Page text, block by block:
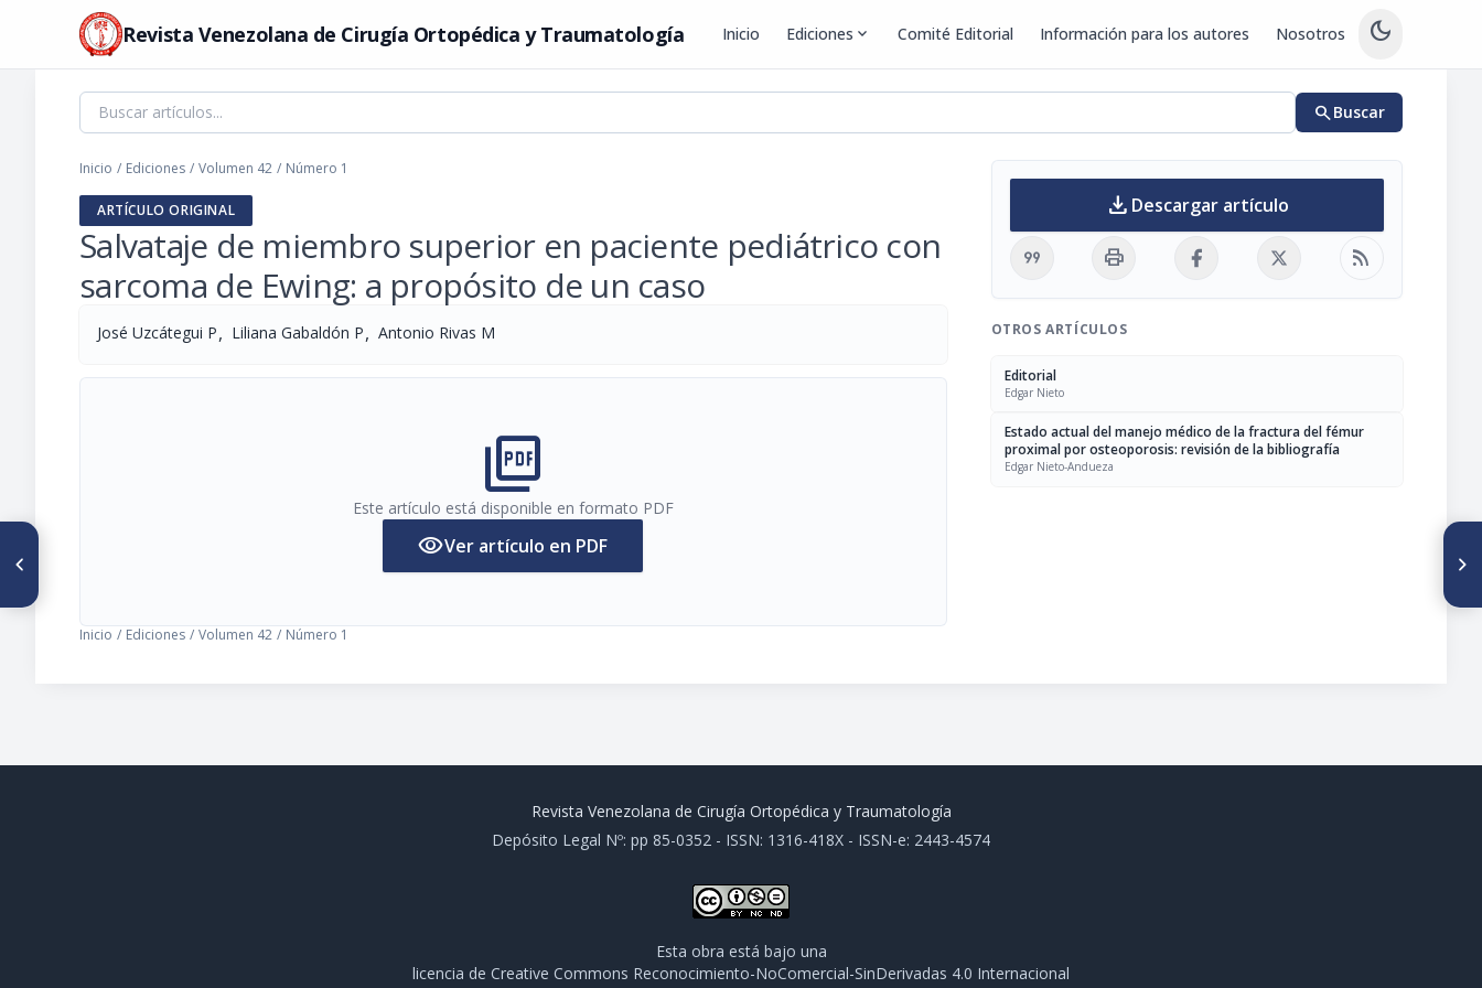
Revista Venezolana de Cirugía Ortopédica y Traumatología Inicio Ediciones expand_more Comité Editorial Información para los autores Nosotros dark_mode
searchBuscar
Inicio / Ediciones / Volumen 42 / Número 1
ARTÍCULO ORIGINAL
Salvataje de miembro superior en paciente pediátrico con
sarcoma de Ewing: a propósito de un caso
José Uzcátegui P, Liliana Gabaldón P, Antonio Rivas M
picture_as_pdf
Este artículo está disponible en formato PDF
visibilityVer artículo en PDF
Inicio / Ediciones / Volumen 42 / Número 1
download Descargar artículo
format_quote print rss_feed
OTROS ARTÍCULOS
Editorial
Edgar Nieto
Estado actual del manejo médico de la fractura del fémur
proximal por osteoporosis: revisión de la bibliografía
Edgar Nieto-Andueza
Revista Venezolana de Cirugía Ortopédica y Traumatología
Depósito Legal Nº: pp 85-0352 - ISSN: 1316-418X - ISSN-e: 2443-4574
Esta obra está bajo una
licencia de Creative Commons Reconocimiento-NoComercial-SinDerivadas 4.0 Internacional